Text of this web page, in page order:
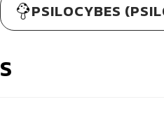
PSILOCYBES
S